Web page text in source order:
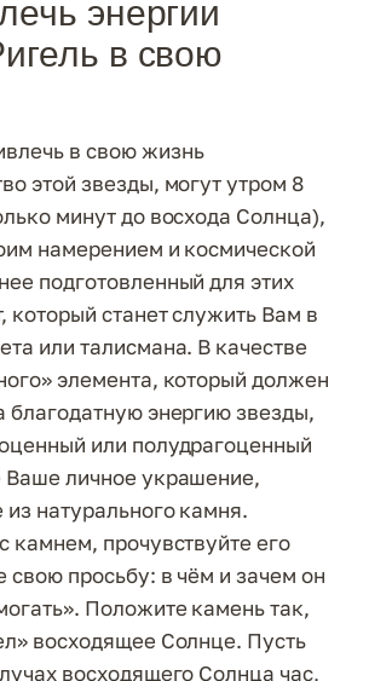
энергии
в свою
в свою жизнь
этой звезды, могут утром 8
минут до восхода Солнца),
намерением и космической
подготовленный для этих
который станет служить Вам в
или талисмана. В качестве
элемента, который должен
благодатную энергию звезды,
или полудрагоценный
Ваше личное украшение,
из натурального камня.
камнем, прочувствуйте его
свою просьбу: в чём и зачем он
Положите камень так,
восходящее Солнце. Пусть
восходящего Солнца час,